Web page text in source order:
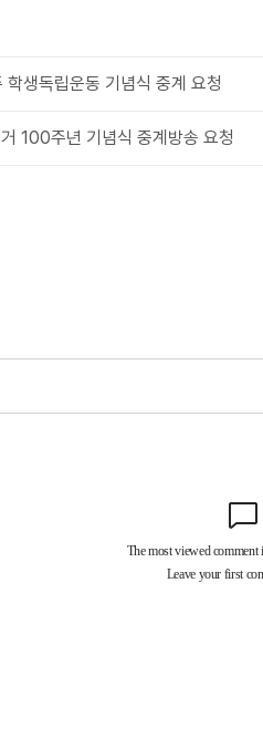
생독립운동 기념식 중계 요청
100주년 기념식 중계방송 요청